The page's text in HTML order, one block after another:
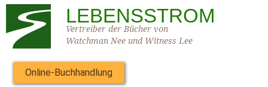
LEBENSSTROM
Vertreiber der Bücher von
Watchman Nee und Witness Lee
Online-Buchhandlung